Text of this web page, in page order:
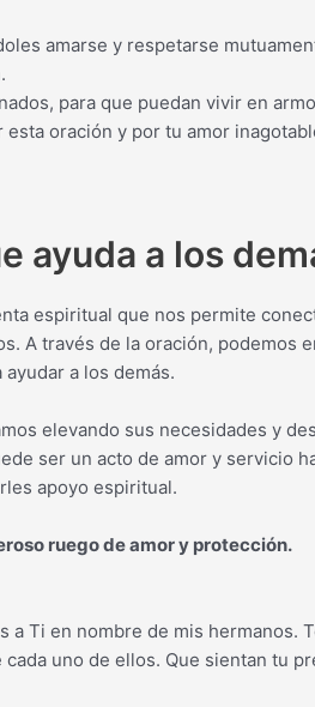
amarse y respetarse
para que puedan vivir en
oración y por tu amor
ayuda a los
espiritual que nos permite
A través de la oración, podemos
a los demás.
elevando sus necesidades y
ser un acto de amor y servicio
apoyo espiritual.
ruego de amor y protección.
a Ti en nombre de mis hermanos.
uno de ellos. Que sientan tu